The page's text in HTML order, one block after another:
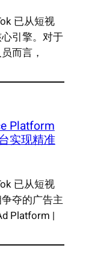
已从短视
引擎。对于
而言，
Platform
实现精准
已从短视
夺的广告主
Platform |